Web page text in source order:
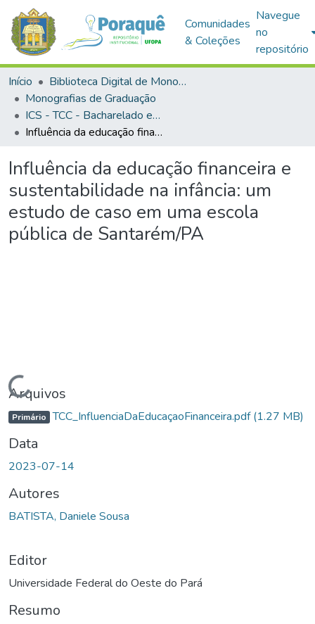
Comunidades
& Coleções
Navegue
no
repositório
Início
Biblioteca Digital de Monografias (BDM)
Monografias de Graduação
ICS - TCC - Bacharelado em Ciências Econômicas
Influência da educação financeira e sustentabilidade na infância: um estudo de caso em uma escola pública de Santarém/PA
Influência da educação financeira e
sustentabilidade na infância: um
estudo de caso em uma escola
pública de Santarém/PA
Carregando...
Arquivos
Primário TCC_InfluenciaDaEducaçaoFinanceira.pdf(1.27 MB)
Data
2023-07-14
Autores
BATISTA, Daniele Sousa
Editor
Universidade Federal do Oeste do Pará
Resumo